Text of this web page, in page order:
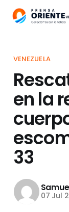
VENEZUELA
en la
33
07 Jul